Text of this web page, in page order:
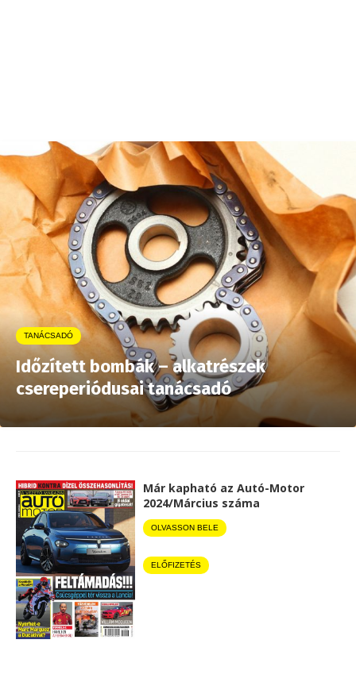
TANÁCSADÓ
Időzített bombák – alkatrészek
csereperiódusai tanácsadó
Már kapható az Autó-Motor
2024/Március száma
OLVASSON BELE
ELŐFIZETÉS